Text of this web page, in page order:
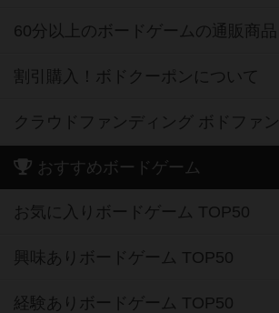
60分以上のボードゲームの通販商品
割引購入！ボドクーポンについて
クラウドファンディング ボドファン
おすすめボードゲーム
お気に入りボードゲーム TOP50
興味ありボードゲーム TOP50
経験ありボードゲーム TOP50